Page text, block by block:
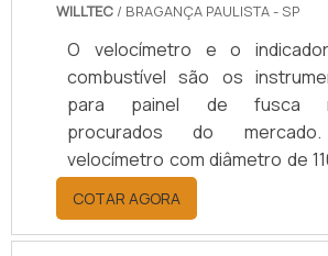
WILLTEC / BRAGANÇA PAULISTA - SP
O velocímetro e o
combustível são os
para painel de fusca
procurados do
velocímetro com diâmetro de
original está entre os
para fusca de uso
favorece que sua instalação
COTAR AGORA